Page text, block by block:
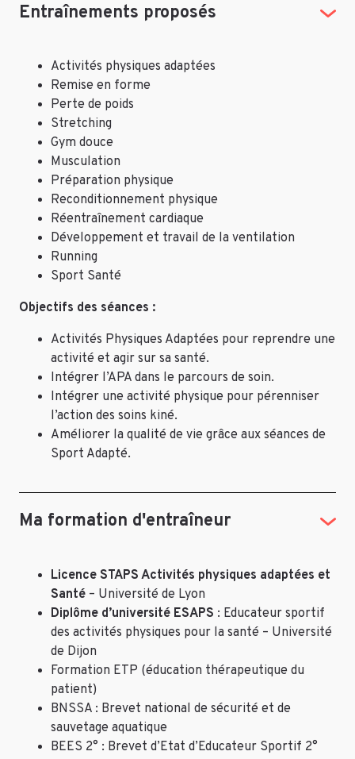
Entraînements proposés
Activités physiques adaptées
Remise en forme
Perte de poids
Stretching
Gym douce
Musculation
Préparation physique
Reconditionnement physique
Réentraînement cardiaque
Développement et travail de la ventilation
Running
Sport Santé
Objectifs des séances :
Activités Physiques Adaptées pour reprendre une
activité et agir sur sa santé.
Intégrer l’APA dans le parcours de soin.
Intégrer une activité physique pour pérenniser
l’action des soins kiné.
Améliorer la qualité de vie grâce aux séances de
Sport Adapté.
Ma formation d'entraîneur
Licence STAPS Activités physiques adaptées et
Santé – Université de Lyon
Diplôme d’université ESAPS : Educateur sportif
des activités physiques pour la santé – Université
de Dijon
Formation ETP (éducation thérapeutique du
patient)
BNSSA : Brevet national de sécurité et de
sauvetage aquatique
BEES 2° : Brevet d’Etat d’Educateur Sportif 2°